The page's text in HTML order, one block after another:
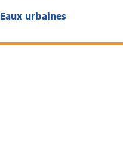
Eaux urbaines